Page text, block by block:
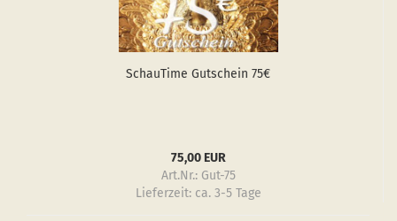
Schau­Ti­me Gut­schein 75€
75,00 EUR
Art.Nr.: Gut-75
Lieferzeit: ca. 3-5 Tage